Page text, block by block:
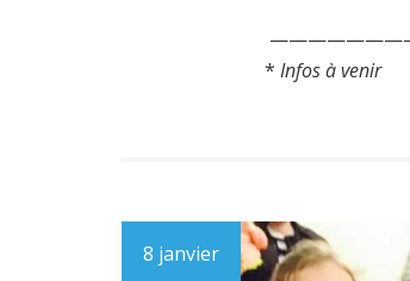
* Infos à venir
8 janvier